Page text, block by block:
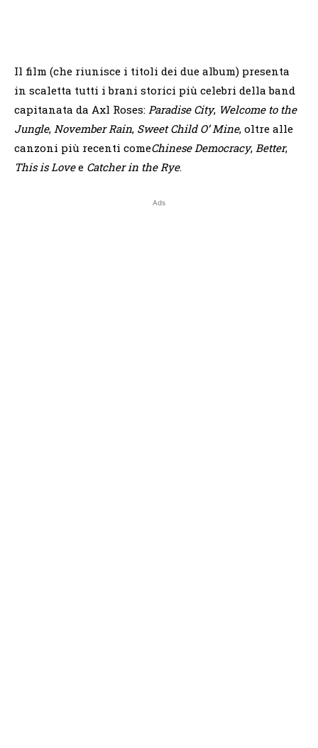
Il film (che riunisce i titoli dei due album) presenta
in scaletta tutti i brani storici più celebri della band
capitanata da Axl Roses: Paradise City, Welcome to the
Jungle, November Rain, Sweet Child O’ Mine, oltre alle
canzoni più recenti comeChinese Democracy, Better,
This is Lovee Catcher in the Rye.
Ads